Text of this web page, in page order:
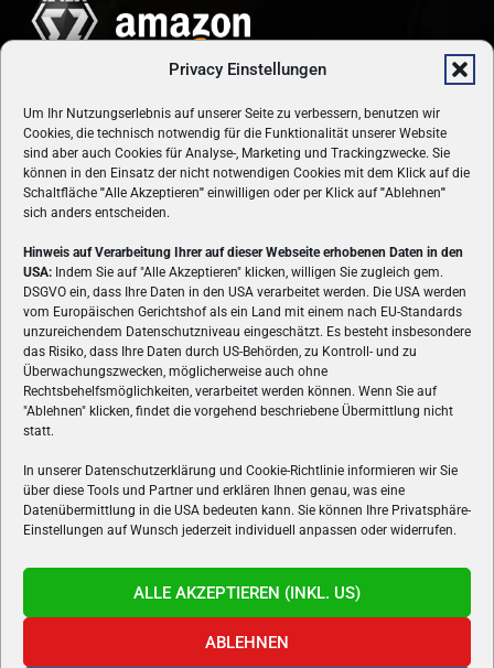
Privacy Einstellungen
Um Ihr Nutzungserlebnis auf unserer Seite zu verbessern, benutzen wir
Cookies, die technisch notwendig für die Funktionalität unserer Website
sind aber auch Cookies für Analyse-, Marketing und Trackingzwecke. Sie
können in den Einsatz der nicht notwendigen Cookies mit dem Klick auf die
Schaltfläche "Alle Akzeptieren" einwilligen oder per Klick auf"Ablehnen"
sich anders entscheiden.
Hinweis auf Verarbeitung Ihrer auf dieser Webseite erhobenen Daten in den
USA: Indem Sie auf "Alle Akzeptieren" klicken, willigen Sie zugleich gem.
DSGVO ein, dass Ihre Daten in den USA verarbeitet werden. Die USA werden
vom Europäischen Gerichtshof als ein Land mit einem nach EU-Standards
unzureichendem Datenschutzniveau eingeschätzt. Es besteht insbesondere
das Risiko, dass Ihre Daten durch US-Behörden, zu Kontroll- und zu
Überwachungszwecken, möglicherweise auch ohne
Rechtsbehelfsmöglichkeiten, verarbeitet werden können. Wenn Sie auf
"Ablehnen" klicken, findet die vorgehend beschriebene Übermittlung nicht
statt.
In unserer Datenschutzerklärung und Cookie-Richtlinie informieren wir Sie
über diese Tools und Partner und erklären Ihnen genau, was eine
Datenübermittlung in die USA bedeuten kann. Sie können Ihre Privatsphäre-
Einstellungen auf Wunsch jederzeit individuell anpassen oder widerrufen.
ALLE AKZEPTIEREN (INKL. US)
ABLEHNEN
ÜBER UNS
VON GAMERN, FÜR GAMER! Gamers.at ist das älteste Online-
Spielemagazin Österreichs und bringt täglich aktuelle News,
Reviews und Videos zu PC- und Konsolenspielen, Gaming-
Hardware und aus der Welt des e-Sport's.
FOLGE UNS